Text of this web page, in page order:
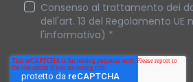
Consenso al trattamento dei
dell'art. 13 del Regolamento UE
l'informativa) *